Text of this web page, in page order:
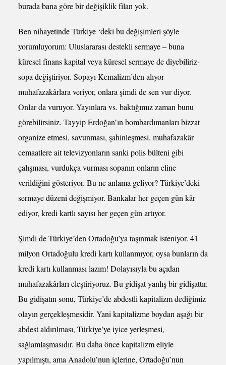
burada bana göre bir değişiklik filan yok.
Ben nihayetinde Türkiye ‘deki bu değişimleri şöyle
yorumluyorum: Uluslararası destekli sermaye – buna
küresel finans kapital veya küresel sermaye de diyebiliriz-
sopa değiştiriyor. Sopayı Kemalizm’den alıyor
muhafazakârlara veriyor, onlara şimdi de sen vur diyor.
Onlar da vuruyor. Yayınlara vs. baktığımız zaman bunu
görebilirsiniz. Tayyip Erdoğan’ın bombardımanları bizzat
organize etmesi, savunması, şahinleşmesi, muhafazakâr
cemaatlere ait televizyonların sanki polis bülteni gibi
çalışması, vurdukça vurması sopanın onların eline
verildiğini gösteriyor. Bu ne anlama geliyor? Türkiye’deki
sermaye düzeni değişmiyor. Bankalar her geçen gün kâr
ediyor, kredi kartlı sayısı her geçen gün artıyor.
Şimdi de Türkiye’den Ortadoğu’ya taşınmak isteniyor. 41
milyon Ortadoğulu kredi kartı kullanmıyor, oysa bunların da
kredi kartı kullanması lazım! Dolayısıyla bu açıdan
muhafazakârları eleştiriyoruz. Bu gidişat yanlış bir gidişattır.
Bu gidişatın sonu, Türkiye’de abdestli kapitalizm dediğimiz
olayın gerçekleşmesidir. Yani kapitalizme boydan aşağı bir
abdest aldırılması, Türkiye’ye iyice yerleşmesi,
sağlamlaşmasıdır. Bu daha önce kapitalizm eliyle
yapılmıştı, ama Anadolu’nun içlerine, Ortadoğu’nun